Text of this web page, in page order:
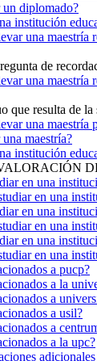
un diplomado?
institución
una maestría
de
una maestría
resulta de la
una maestría
maestría?
institución
en una
en una
en una
en una
en una
en una
a pucp?
a la
a
a usil?
a
a la upc?